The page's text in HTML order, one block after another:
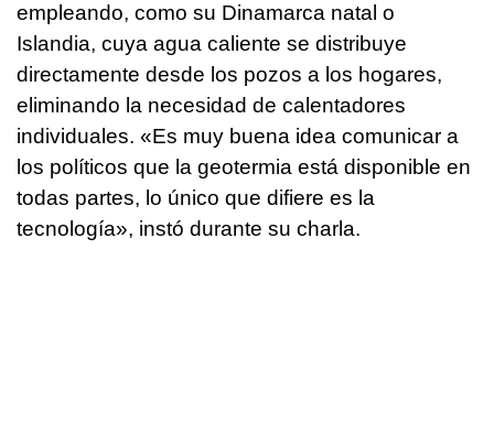
empleando, como su Dinamarca natal o
Islandia, cuya agua caliente se distribuye
directamente desde los pozos a los hogares,
eliminando la necesidad de calentadores
individuales. «Es muy buena idea comunicar a
los políticos que la geotermia está disponible en
todas partes, lo único que difiere es la
tecnología», instó durante su charla.